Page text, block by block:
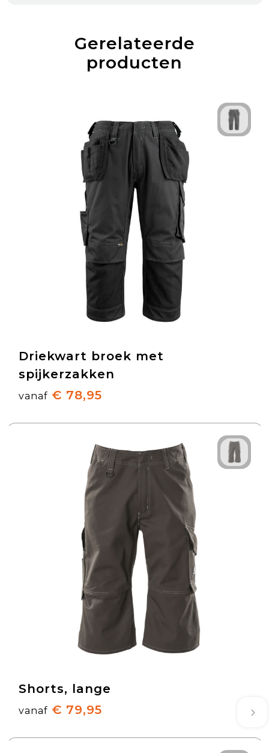
Gerelateerde
producten
Driekwart broek met
spijkerzakken
vanaf € 78,95
Shorts, lange
vanaf € 79,95